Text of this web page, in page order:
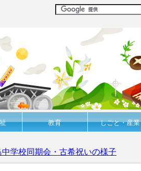
教育 しごと・産業
学校同期会・古希祝いの様子